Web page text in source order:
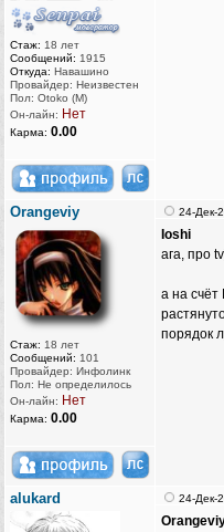
Стаж: 18 лет
Сообщений: 1915
Откуда: Навашино
Провайдер: Неизвестен
Пол: Otoko (M)
Он-лайн: Нет
Карма: 0.00
Orangeviy
Стаж: 18 лет
Сообщений: 101
Провайдер: Инфолинк
Пол: Не определилось
Он-лайн: Нет
Карма: 0.00
24-Дек-
Ioshi
ага, про
а на счёт
порядок
alukard 24-Дек-